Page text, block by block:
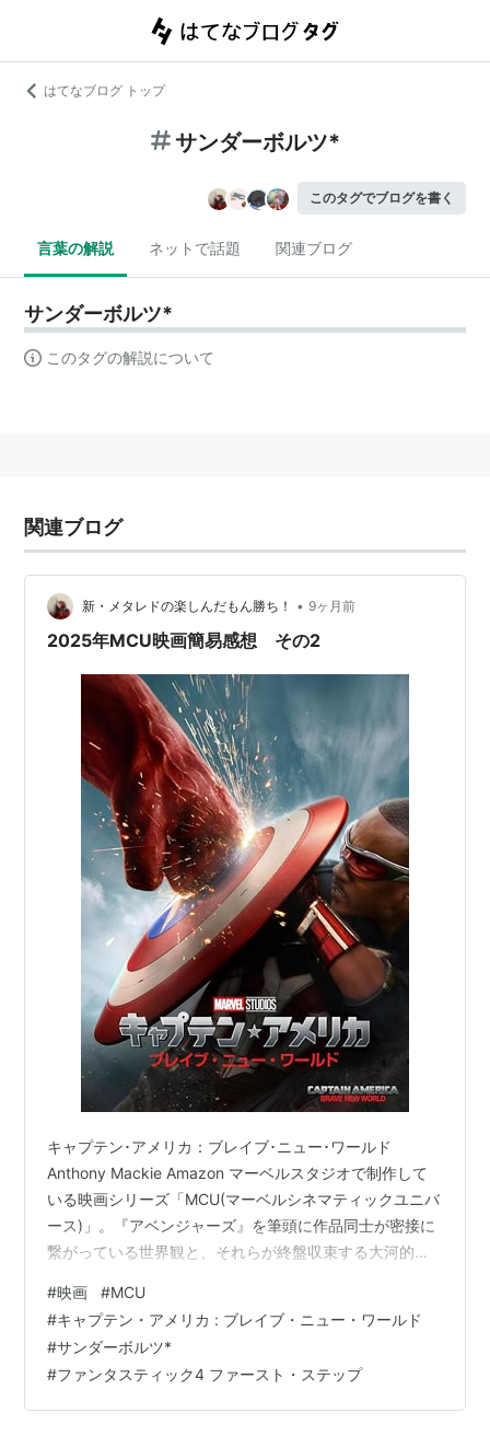
はてなブログ トップ
サンダーボルツ*
このタグでブログを書く
言葉の解説 ネットで話題 関連ブログ
サンダーボルツ*
このタグの解説について
関連ブログ
新・メタレドの楽しんだもん勝ち！ • 9ヶ月前
2025年MCU映画簡易感想 その2
キャプテン･アメリカ：ブレイブ･ニュー･ワールド
Anthony Mackie Amazon マーベルスタジオで制作して
いる映画シリーズ「MCU(マーベルシネマティックユニバ
ース)」。『アベンジャーズ』を筆頭に作品同士が密接に
繋がっている世界観と、それらが終盤収束する大河的要
リーズは新作が公開されるたびにチェックしています。
最近は話題性があまりなくなり展開も縮小されてきたき
らいがありますが、それでもコンスタントに新作を出し
続けてくれているのでありがたい限りです。 今回はそん
なMCUの内、今年公開され鑑賞した3作の感想を書いて
#映画 #MCU
#キャプテン・アメリカ : ブレイブ・ニュー・ワールド
#サンダーボルツ*
#ファンタスティック4 ファースト・ステップ